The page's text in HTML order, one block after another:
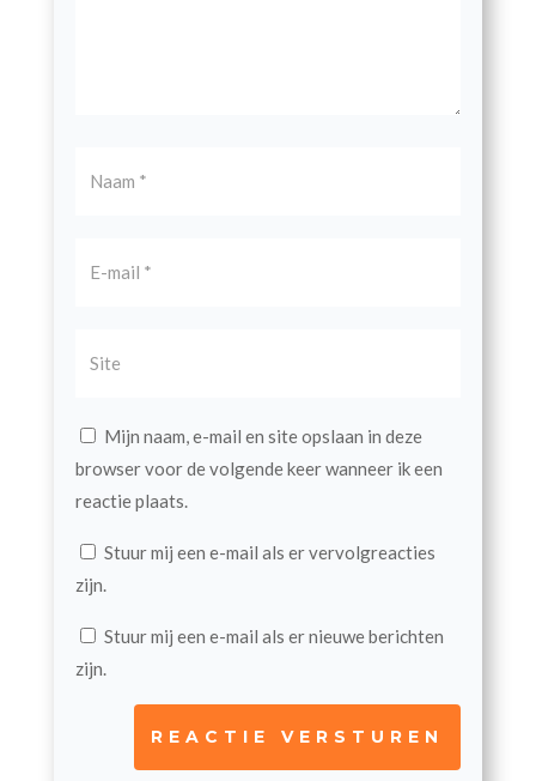
Mijn naam, e-mail en site opslaan in deze
browser voor de volgende keer wanneer ik een
reactie plaats.
Stuur mij een e-mail als er vervolgreacties
zijn.
Stuur mij een e-mail als er nieuwe berichten
zijn.
REACTIE VERSTUREN